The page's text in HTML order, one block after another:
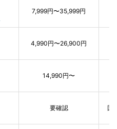
7,999円〜35,999円
4,990円〜26,900円
14,990円〜
要確認 国